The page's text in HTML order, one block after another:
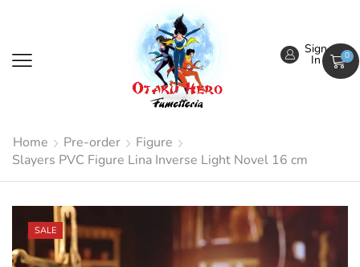
Sign
In 0
Home Pre-order
Figure
Slayers PVC Figure Lina Inverse Light Novel 16 cm
SALE